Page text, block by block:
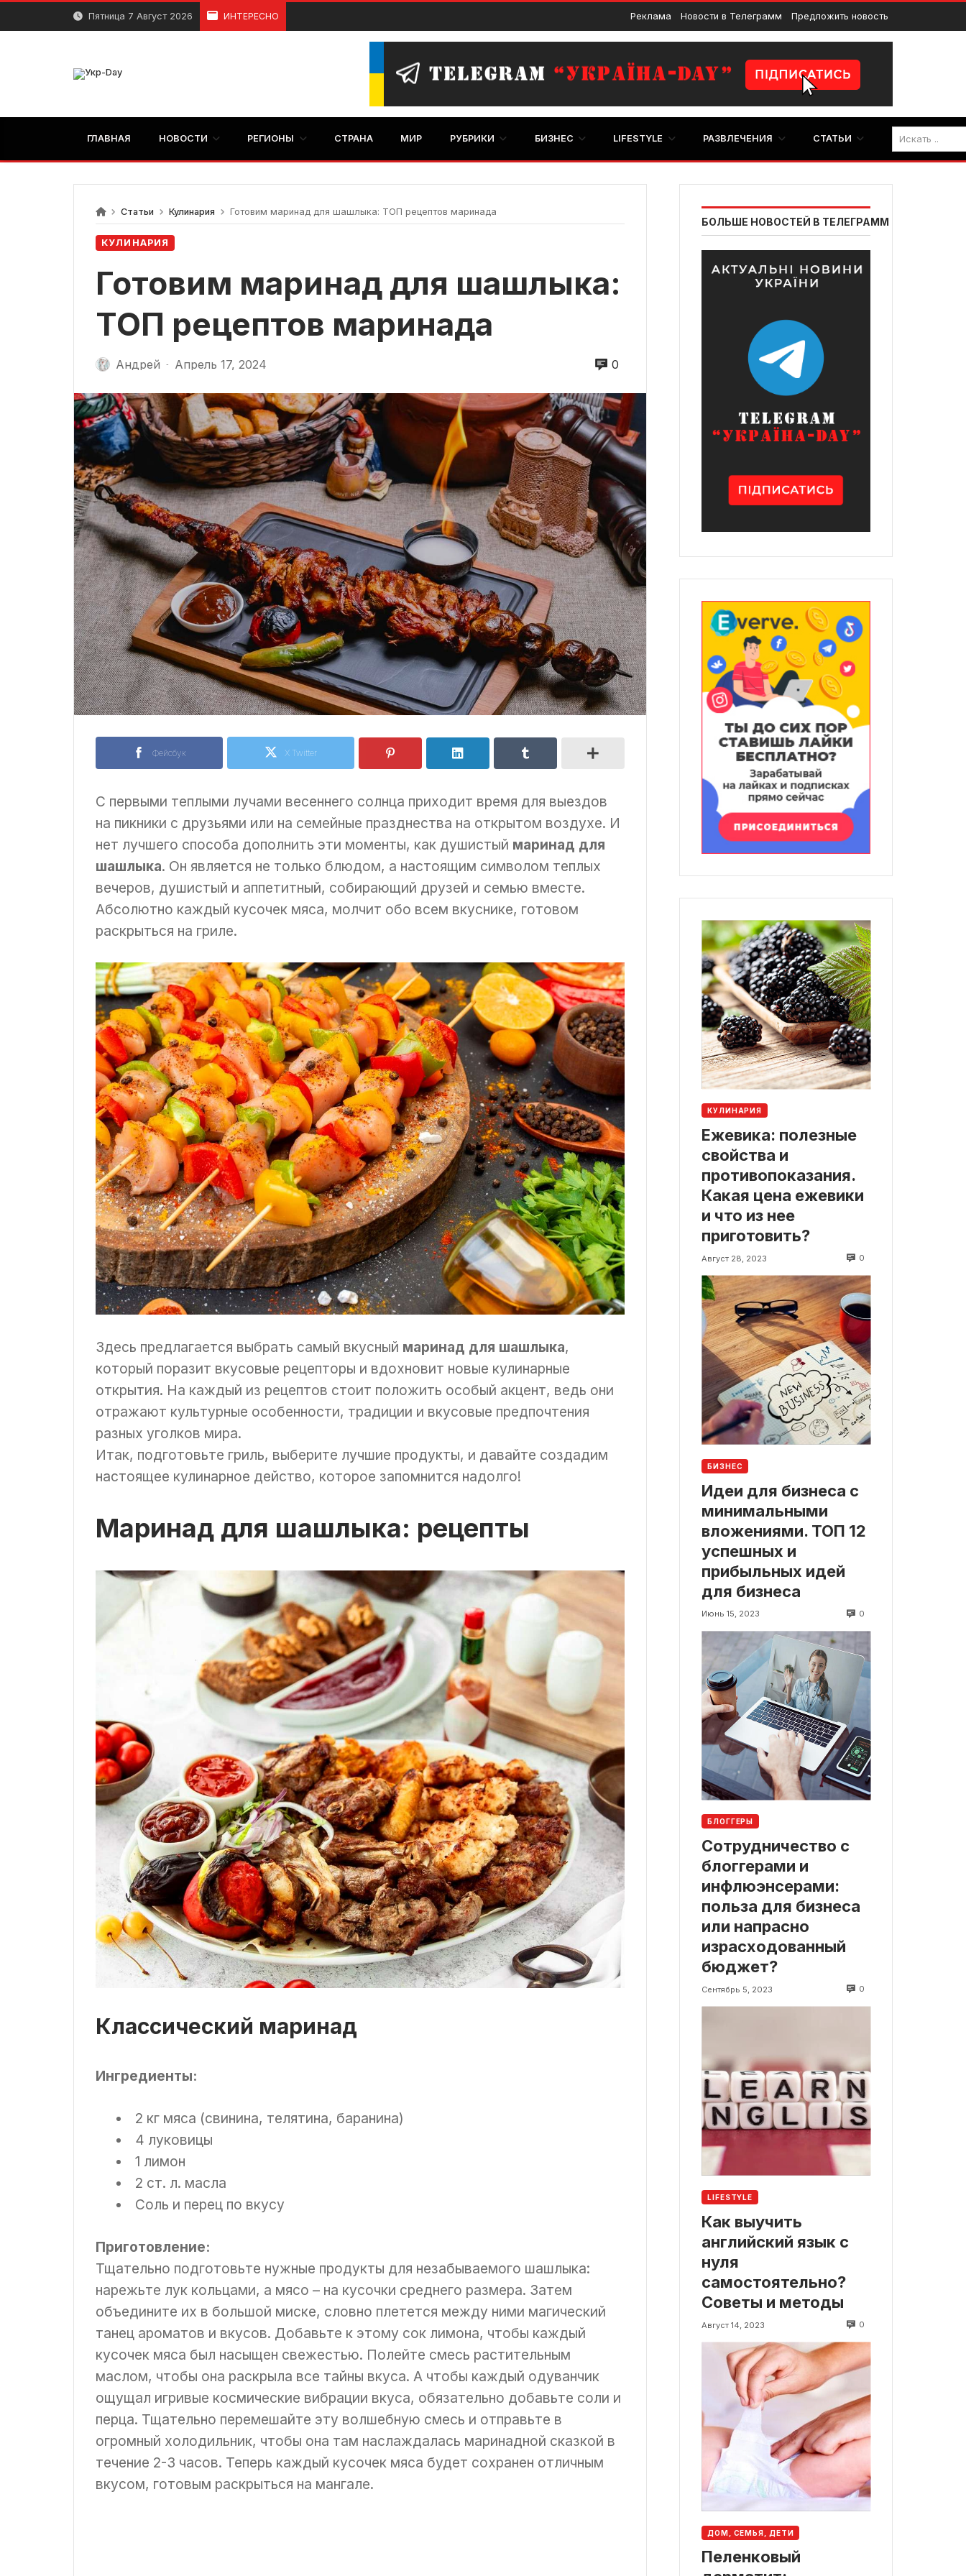
перейти
содержанию
Пятница 7 Август 2026 ИНТЕРЕСНО Реклама Новости в Телеграмм Предложить новость
ГЛАВНАЯ НОВОСТИ РЕГИОНЫ СТРАНА МИР РУБРИКИ БИЗНЕС LIFESTYLE РАЗВЛЕЧЕНИЯ СТАТЬИ
Статьи Кулинария Готовим маринад для шашлыка: ТОП рецептов маринада
КУЛИНАРИЯ
Готовим маринад для шашлыка:
ТОП рецептов маринада
Андрей - Апрель 17, 2024 0
Фейсбук X Twitter
С первыми теплыми лучами весеннего солнца приходит время для выездов
на пикники с друзьями или на семейные празднества на открытом воздухе. И
нет лучшего способа дополнить эти моменты, как душистый маринад для
шашлыка. Он является не только блюдом, а настоящим символом теплых
вечеров, душистый и аппетитный, собирающий друзей и семью вместе.
Абсолютно каждый кусочек мяса, молчит обо всем вкуснике, готовом
раскрыться на гриле.
Здесь предлагается выбрать самый вкусный маринад для шашлыка,
который поразит вкусовые рецепторы и вдохновит новые кулинарные
открытия. На каждый из рецептов стоит положить особый акцент, ведь они
отражают культурные особенности, традиции и вкусовые предпочтения
разных уголков мира.
Итак, подготовьте гриль, выберите лучшие продукты, и давайте создадим
настоящее кулинарное действо, которое запомнится надолго!
Маринад для шашлыка: рецепты
Классический маринад
Ингредиенты:
2 кг мяса (свинина, телятина, баранина)
4 луковицы
1 лимон
2 ст. л. масла
Соль и перец по вкусу
Приготовление:
Тщательно подготовьте нужные продукты для незабываемого шашлыка:
нарежьте лук кольцами, а мясо – на кусочки среднего размера. Затем
объедините их в большой миске, словно плетется между ними магический
танец ароматов и вкусов. Добавьте к этому сок лимона, чтобы каждый
кусочек мяса был насыщен свежестью. Полейте смесь растительным
маслом, чтобы она раскрыла все тайны вкуса. А чтобы каждый одуванчик
ощущал игривые космические вибрации вкуса, обязательно добавьте соли и
перца. Тщательно перемешайте эту волшебную смесь и отправьте в
огромный холодильник, чтобы она там наслаждалась маринадной сказкой в
течение 2-3 часов. Теперь каждый кусочек мяса будет сохранен отличным
вкусом, готовым раскрыться на мангале.
БОЛЬШЕ НОВОСТЕЙ В ТЕЛЕГРАММ
КУЛИНАРИЯ
Ежевика: полезные
свойства и
противопоказания.
Какая цена ежевики
и что из нее
приготовить?
Август 28, 2023 0
БИЗНЕС
Идеи для бизнеса с
минимальными
вложениями. ТОП 12
успешных и
прибыльных идей
для бизнеса
Июнь 15, 2023 0
БЛОГГЕРЫ
Сотрудничество с
блоггерами и
инфлюэнсерами:
польза для бизнеса
или напрасно
израсходованный
бюджет?
Сентябрь 5, 2023 0
LIFESTYLE
Как выучить
английский язык с
нуля
самостоятельно?
Советы и методы
Август 14, 2023 0
ДОМ, СЕМЬЯ, ДЕТИ
Пеленковый